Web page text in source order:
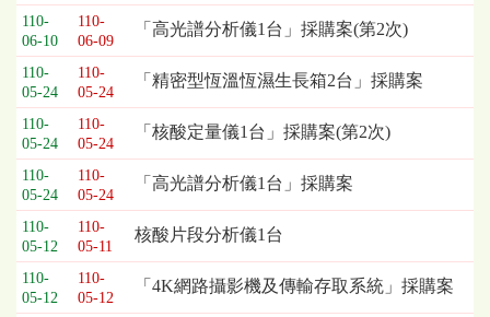
110-
06-10
110-
06-09
「高光譜分析儀1台」採購案(第2次)
110-
05-24
110-
05-24
「精密型恆溫恆濕生長箱2台」採購案
110-
05-24
110-
05-24
「核酸定量儀1台」採購案(第2次)
110-
05-24
110-
05-24
「高光譜分析儀1台」採購案
110-
05-12
110-
05-11
核酸片段分析儀1台
110-
05-12
110-
05-12
「4K網路攝影機及傳輸存取系統」採購案